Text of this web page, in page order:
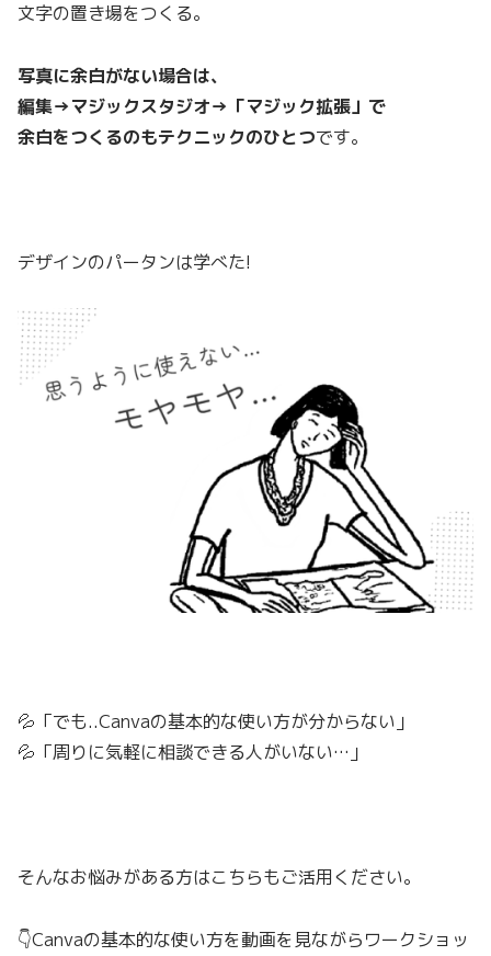
文字の置き場をつくる。
写真に余白がない場合は、
編集→マジックスタジオ→「マジック拡張」で
余白をつくるのもテクニックのひとつです。
デザインのパータンは学べた!
💦「でも..Canvaの基本的な使い方が分からない」
💦「周りに気軽に相談できる人がいない…」
そんなお悩みがある方はこちらもご活用ください。
👇Canvaの基本的な使い方を動画を見ながらワークショッ